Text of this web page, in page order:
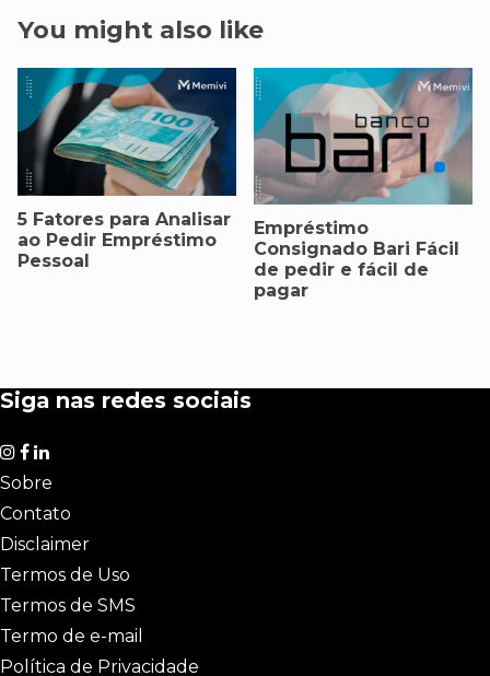
You might also like
5 Fatores para Analisar
ao Pedir Empréstimo
Pessoal
Empréstimo
Consignado Bari Fácil
de pedir e fácil de
pagar
Siga nas redes sociais
Sobre
Contato
Disclaimer
Termos de Uso
Termos de SMS
Termo de e-mail
Política de Privacidade